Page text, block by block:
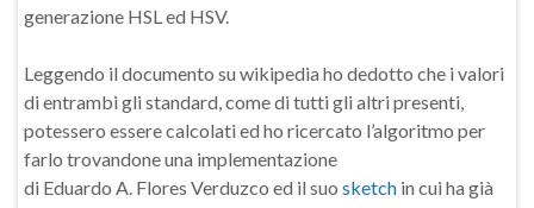
generazione HSL ed HSV.
Leggendo il documento su wikipedia ho dedotto che i valori
di entrambi gli standard, come di tutti gli altri presenti,
potessero essere calcolati ed ho ricercato l’algoritmo per
farlo trovandone una implementazione
di Eduardo A. Flores Verduzco ed il suo sketch in cui ha già